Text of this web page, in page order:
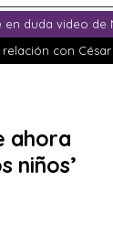
duda video de
con
ahora
niños’